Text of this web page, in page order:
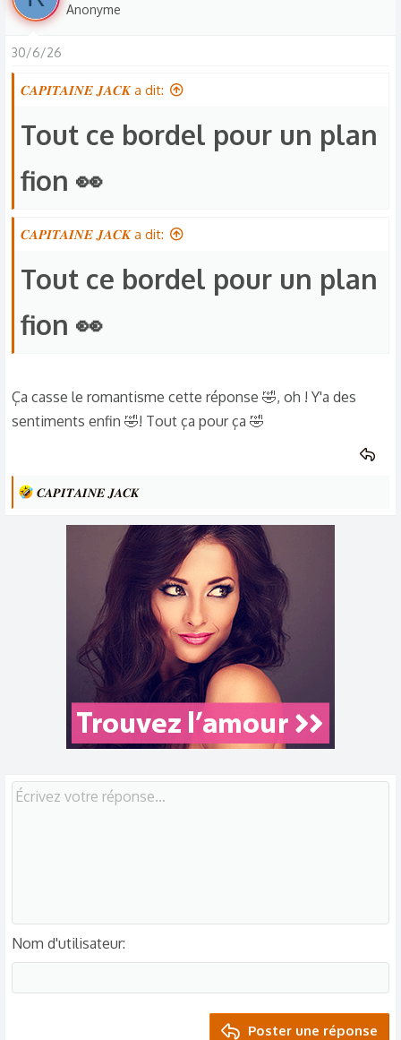
Anonyme
30/6/26
𝑪𝑨𝑷𝑰𝑻𝑨𝑰𝑵𝑬 𝑱𝑨𝑪𝑲 a dit:
Tout ce bordel pour un plan
fion 👀​
𝑪𝑨𝑷𝑰𝑻𝑨𝑰𝑵𝑬 𝑱𝑨𝑪𝑲 a dit:
Tout ce bordel pour un plan
fion 👀​
Ça casse le romantisme cette réponse 🤣, oh ! Y'a des
sentiments enfin 🤣! Tout ça pour ça 🤣
L
𝑪𝑨𝑷𝑰𝑻𝑨𝑰𝑵𝑬 𝑱𝑨𝑪𝑲
Nom d'utilisateur
Poster une réponse